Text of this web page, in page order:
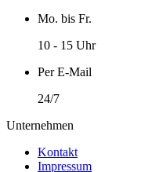
Mo. bis Fr.
10 - 15 Uhr
Per E-Mail
24/7
Unternehmen
Kontakt
Impressum